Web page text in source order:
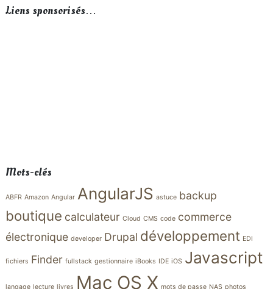
Liens sponsorisés…
Mots-clés
ABFR Amazon Angular AngularJS astuce backup
boutique calculateur Cloud CMS code commerce
électronique developer Drupal développement EDI
fichiers Finder fullstack gestionnaire iBooks IDE iOS Javascript
langage lecture livres Mac OS X mots de passe NAS photos